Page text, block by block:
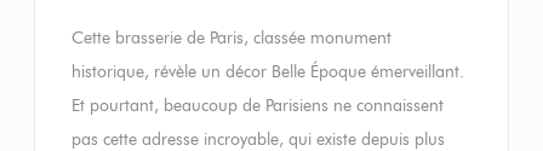
Cette brasserie de Paris, classée monument
historique, révèle un décor Belle Époque émerveillant.
Et pourtant, beaucoup de Parisiens ne connaissent
pas cette adresse incroyable, qui existe depuis plus